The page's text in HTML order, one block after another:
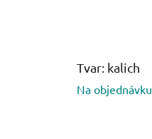
Tvar: kalich
Na objednávku